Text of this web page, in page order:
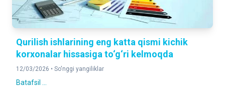
Qurilish ishlarining eng katta qismi kichik
korxonalar hissasiga to‘g‘ri kelmoqda
12/03/2026 • So'nggi yangiliklar
Batafsil ...